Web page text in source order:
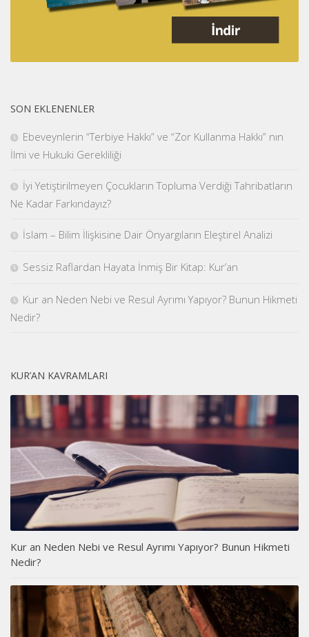
SON EKLENENLER
Ebeveynlerin “Terbiye Hakkı” ve “Zor Kullanma Hakkı” nın
İlmi ve Hukuki Gerekliliği
İyi Yetiştirilmeyen Çocukların Topluma Verdiği Tahribatların
Ne Kadar Farkındayız?
İslam – Bilim İlişkisine Dair Önyargıların Eleştirel Analizi
Sessiz Raflardan Hayata İnmiş Bir Kitap: Kur’an
Kur an Neden Nebi ve Resul Ayrımı Yapıyor? Bunun Hikmeti
Nedir?
KUR’AN KAVRAMLARI
Kur an Neden Nebi ve Resul Ayrımı Yapıyor? Bunun Hikmeti
Nedir?